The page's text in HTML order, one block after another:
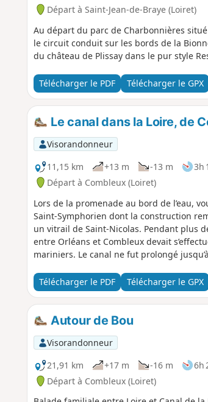
Départ à Saint-Jean-de-Braye (Loiret)
Au départ du parc de Charbonnières
le circuit conduit sur les bords de la
du château de Plissay dans le pur style
Télécharger le PDF Télécharger le GPX
Le canal dans la Loire, de
Visorandonneur
11,15 km
+13 m -13 m 3h
Départ à Combleux (Loiret)
Lors de la promenade au bord de l’eau,
Saint-Symphorien dont la construction
un vitrail de Saint-Nicolas. Pendant plus
entre Orléans et Combleux devait
mariniers. Le canal ne fut prolongé
canal. C’est par l’Écluse de
prolongé. Et, à environ 200 m en amont
franchir le canal. Il s’agit d’un pont
pour permettre le passage des bateaux.
Télécharger le PDF Télécharger le GPX
Autour de Bou
Visorandonneur
21,91 km
+17 m -16 m 6h
Départ à Combleux (Loiret)